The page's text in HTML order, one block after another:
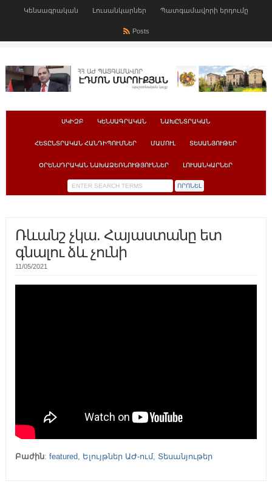
Կենսագրական Լուսանկարներ Պատգամավորի երդումը
Posts
ՍԿԻԶԲ ԿԵՆՍԱԳՐԱԿԱՆ ՆԱԽԸՆՏՐԱԿԱՆ
ՀԵՏԸՆՏՐԱԿԱՆ ՀԱՆԴԻՊՈՒՄՆԵՐ ՄԱՄՈՒԼ ՏԵՍԱՆՅՈՒԹԵՐ
ՕՐԵՆՍԴՐԱԿԱՆ ՆԱԽԱՁԵՌՆՈՒԹՅՈՒՆՆԵՐ ԼՈՒՍԱՆԿԱՐՆԵՐ
Ռևանշ չկա. Հայաստանը ետ
գնալու ձև չունի
11/05/2021
Բաժին: featured, Ելույթներ ԱԺ-ում, Տեսանյութեր